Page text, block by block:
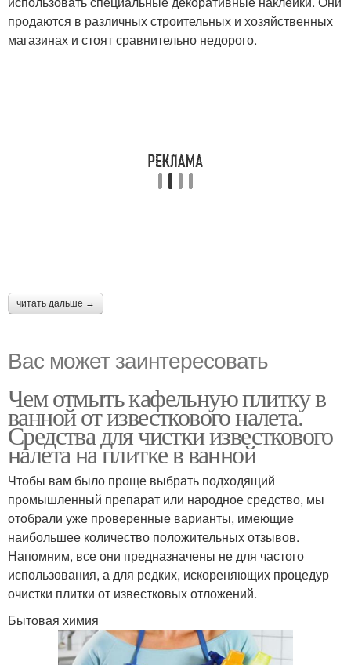
продаются в различных строительных и хозяйственных
магазинах и стоят сравнительно недорого.
читать дальше →
Вас может заинтересовать
Чем отмыть кафельную плитку в
ванной от известкового налета.
Средства для чистки известкового
налета на плитке в ванной
Чтобы вам было проще выбрать подходящий
промышленный препарат или народное средство, мы
отобрали уже проверенные варианты, имеющие
наибольшее количество положительных отзывов.
Напомним, все они предназначены не для частого
использования, а для редких, искореняющих процедур
очистки плитки от известковых отложений.
Бытовая химия